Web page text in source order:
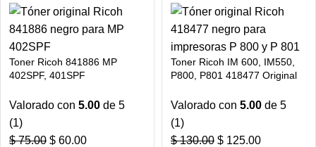
Toner Ricoh 841886 MP
402SPF, 401SPF
Valorado con 5.00 de 5
(1)
$75.00 $ 60.00
Toner Ricoh IM 600, IM550,
P800, P801 418477 Original
Valorado con 5.00 de 5
(1)
$130.00 $ 125.00